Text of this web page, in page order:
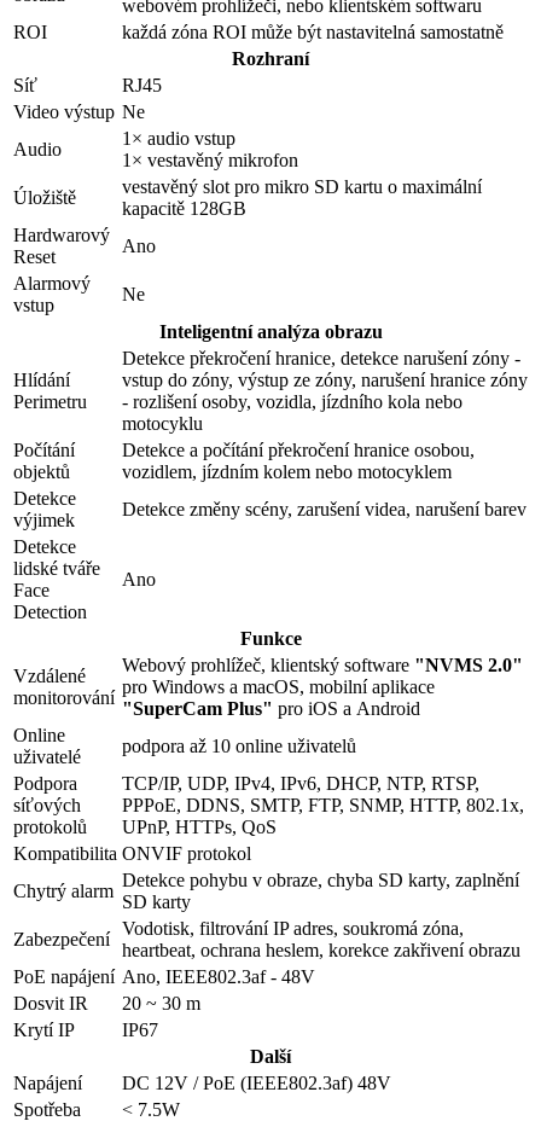
webovém prohlížeči, nebo klientském softwaru
ROI
každá zóna ROI může být nastavitelná samostatně
Rozhraní
Síť
RJ45
Video výstup Ne
Audio
1× audio vstup
1× vestavěný mikrofon
Úložiště
vestavěný slot pro mikro SD kartu o maximální
kapacitě 128GB
Hardwarový
Reset
Ano
Alarmový
vstup
Ne
Inteligentní analýza obrazu
Hlídání
Perimetru
Detekce překročení hranice, detekce narušení zóny -
vstup do zóny, výstup ze zóny, narušení hranice zóny
- rozlišení osoby, vozidla, jízdního kola nebo
motocyklu
Počítání
objektů
Detekce a počítání překročení hranice osobou,
vozidlem, jízdním kolem nebo motocyklem
Detekce
výjimek
Detekce změny scény, zarušení videa, narušení barev
Detekce
lidské tváře
Face
Detection
Ano
Funkce
Vzdálené
monitorování
Webový prohlížeč, klientský software "NVMS 2.0"
pro Windows a macOS, mobilní aplikace
"SuperCam Plus" pro iOS a Android
Online
uživatelé
podpora až 10 online uživatelů
Podpora
síťových
protokolů
TCP/IP, UDP, IPv4, IPv6, DHCP, NTP, RTSP,
PPPoE, DDNS, SMTP, FTP, SNMP, HTTP, 802.1x,
UPnP, HTTPs, QoS
Kompatibilita ONVIF protokol
Chytrý alarm
Detekce pohybu v obraze, chyba SD karty, zaplnění
SD karty
Zabezpečení
Vodotisk, filtrování IP adres, soukromá zóna,
heartbeat, ochrana heslem, korekce zakřivení obrazu
PoE napájení Ano, IEEE802.3af - 48V
Dosvit IR
20 ~ 30 m
Krytí IP
IP67
Další
Napájení
DC 12V / PoE (IEEE802.3af) 48V
Spotřeba
< 7.5W